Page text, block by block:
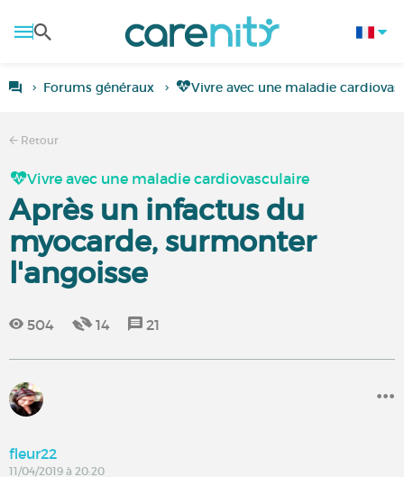
Forums généraux Vivre avec une maladie
Retour
Vivre avec une maladie cardiovasculaire
Après un infactus du
myocarde, surmonter
l'angoisse
504 14 21
fleur22
11/04/2019 à 20:20